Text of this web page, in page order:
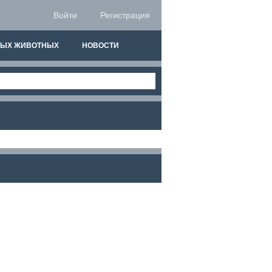
Войти Регистрация
ЖИВОТНЫХ НОВОСТИ